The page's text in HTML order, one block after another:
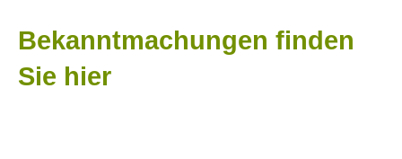
Bekanntmachungen finden
Sie hier